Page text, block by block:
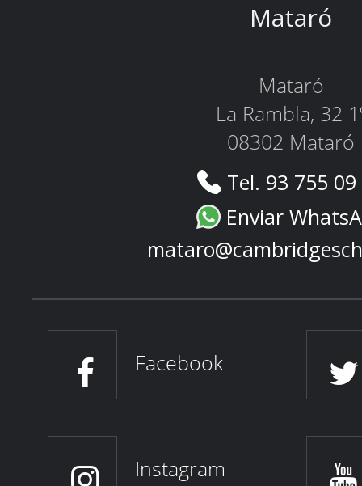
Mataró
Mataró
La Rambla, 32
08302 Mataró
Tel. 93 755
Enviar
Facebook
Instagram